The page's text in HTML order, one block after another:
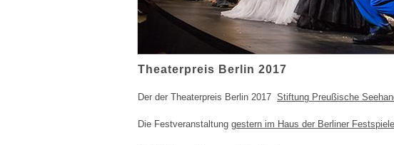
Theaterpreis Berlin 2017
Der der Theaterpreis Berlin 2017 Stiftung Preußische
Die Festveranstaltung gestern im Haus der Berliner Festspiele